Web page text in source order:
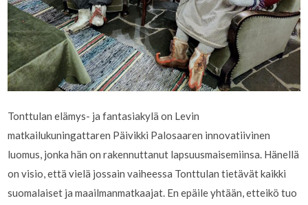
Tonttulan elämys- ja fantasiakylä on Levin
matkailukuningattaren Päivikki Palosaaren innovatiivinen
luomus, jonka hän on rakennuttanut lapsuusmaisemiinsa. Hänellä
on visio, että vielä jossain vaiheessa Tonttulan tietävät kaikki
suomalaiset ja maailmanmatkaajat. En epäile yhtään, etteikö tuo